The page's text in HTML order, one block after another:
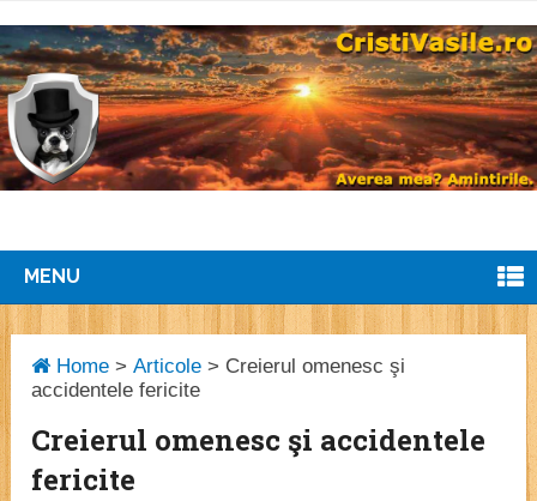
MENU
Home >Articole > Creierul omenesc şi
accidentele fericite
Creierul omenesc şi accidentele
fericite